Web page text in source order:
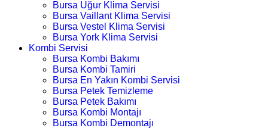
Bursa Uğur Klima Servisi
Bursa Vaillant Klima Servisi
Bursa Vestel Klima Servisi
Bursa York Klima Servisi
Kombi Servisi
Bursa Kombi Bakımı
Bursa Kombi Tamiri
Bursa En Yakın Kombi Servisi
Bursa Petek Temizleme
Bursa Petek Bakımı
Bursa Kombi Montajı
Bursa Kombi Demontajı